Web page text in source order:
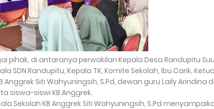
pihak, di antaranya perwakilan Kepala Desa Randupitu
SDN Randupitu, Kepala TK, Komite Sekolah, Ibu Carik, Ketua
Anggrek Siti Wahyuningsih, S.Pd, dewan guru Laily Arindina
siswa-siswi KB Anggrek.
Sekolah KB Anggrek Siti Wahyuningsih, S.Pd